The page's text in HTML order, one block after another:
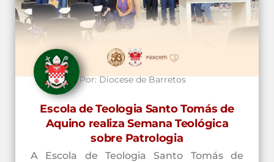
Por:Diocese de Barretos
Escola de Teologia Santo Tomás de
Aquino realiza Semana Teológica
sobre Patrologia
A Escola de Teologia Santo Tomás de